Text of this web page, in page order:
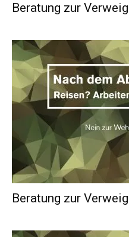
Beratung zur
Beratung zur